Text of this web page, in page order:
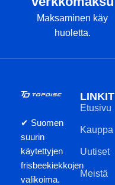
Maksaminen käy
huoletta.
✔ Suomen
suurin
käytettyjen
frisbeekiekkojen
valikoima.
LINKIT
Etusivu
Kauppa
Uutiset
Meistä